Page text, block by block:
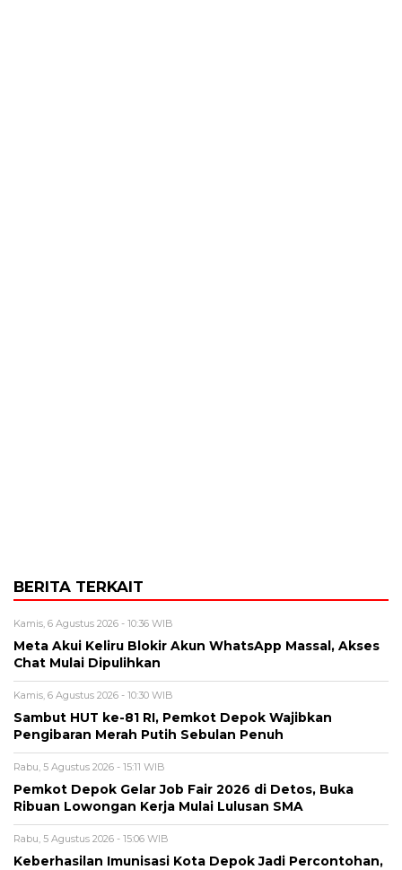
BERITA TERKAIT
Kamis, 6 Agustus 2026 - 10:36 WIB
Meta Akui Keliru Blokir Akun WhatsApp Massal, Akses
Chat Mulai Dipulihkan
Kamis, 6 Agustus 2026 - 10:30 WIB
Sambut HUT ke-81 RI, Pemkot Depok Wajibkan
Pengibaran Merah Putih Sebulan Penuh
Rabu, 5 Agustus 2026 - 15:11 WIB
Pemkot Depok Gelar Job Fair 2026 di Detos, Buka
Ribuan Lowongan Kerja Mulai Lulusan SMA
Rabu, 5 Agustus 2026 - 15:06 WIB
Keberhasilan Imunisasi Kota Depok Jadi Percontohan,